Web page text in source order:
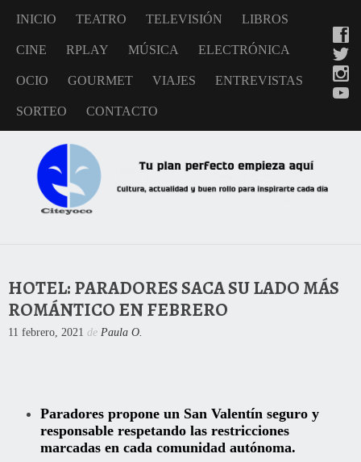
INICIO TEATRO TELEVISIÓN LIBROS
CINE RPLAY MÚSICA ELECTRÓNICA
OCIO GOURMET VIAJES ENTREVISTAS
SORTEO CONTACTO
HOTEL: PARADORES SACA SU LADO MÁS
ROMÁNTICO EN FEBRERO
11 febrero, 2021 de Paula O.
Paradores propone un San Valentín seguro y
responsable respetando las restricciones
marcadas en cada comunidad autónoma.